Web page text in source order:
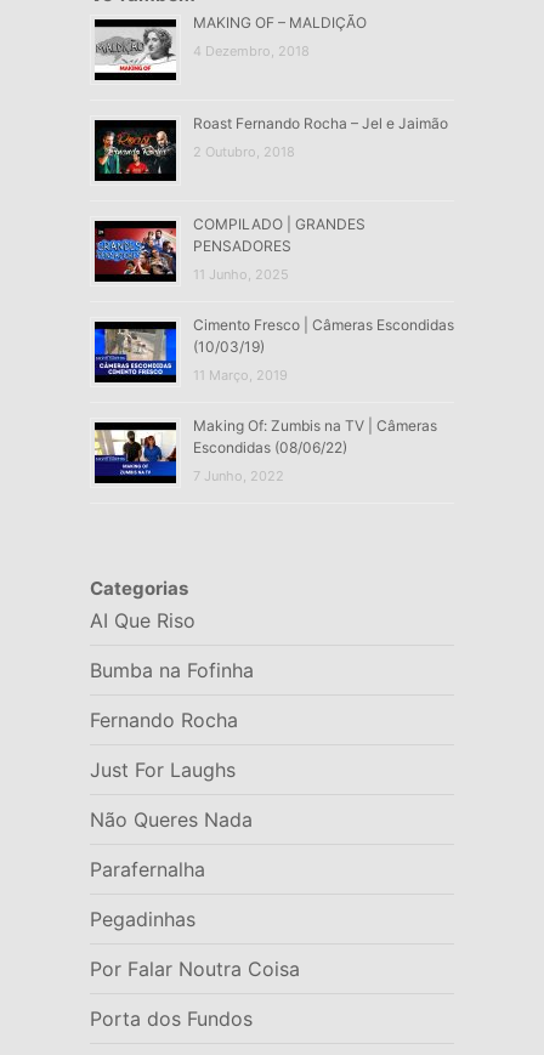
MAKING OF – MALDIÇÃO
4 Dezembro, 2018
Roast Fernando Rocha – Jel e Jaimão
2 Outubro, 2018
COMPILADO | GRANDES
PENSADORES
11 Junho, 2025
Cimento Fresco | Câmeras Escondidas
(10/03/19)
11 Março, 2019
Making Of: Zumbis na TV | Câmeras
Escondidas (08/06/22)
7 Junho, 2022
Categorias
AI Que Riso
Bumba na Fofinha
Fernando Rocha
Just For Laughs
Não Queres Nada
Parafernalha
Pegadinhas
Por Falar Noutra Coisa
Porta dos Fundos